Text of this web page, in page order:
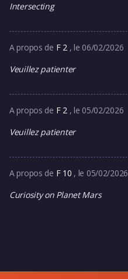
Intersecting
A propos de F 2 , le 06/02/2026
Veuillez patienter
A propos de F 2 , le 05/02/2026
Veuillez patienter
A propos de F 10 , le 05/02/2026
Curiosity on Planet Mars